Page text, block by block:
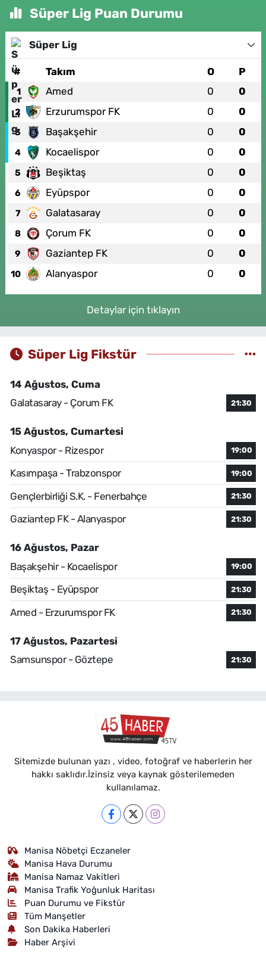
Süper Lig Puan Durumu
Süper Lig
# Takım O P
1 Amed 0 0
2 Erzurumspor FK 0 0
3 Başakşehir 0 0
4 Kocaelispor 0 0
5 Beşiktaş 0 0
6 Eyüpspor 0 0
7 Galatasaray 0 0
8 Çorum FK 0 0
9 Gaziantep FK 0 0
10 Alanyaspor 0 0
Detaylar için tıklayın
Süper Lig Fikstür
14 Ağustos, Cuma
Galatasaray - Çorum FK
21:30
15 Ağustos, Cumartesi
Konyaspor - Rizespor
19:00
Kasımpaşa - Trabzonspor 19:00
Gençlerbirliği S.K. - Fenerbahçe 21:30
Gaziantep FK - Alanyaspor 21:30
16 Ağustos, Pazar
Başakşehir - Kocaelispor
19:00
Beşiktaş - Eyüpspor 21:30
Amed - Erzurumspor FK 21:30
17 Ağustos, Pazartesi
Samsunspor - Göztepe
21:30
Sitemizde bulunan yazı , video, fotoğraf ve haberlerin her
hakkı saklıdır.İzinsiz veya kaynak gösterilemeden
kullanılamaz.
Manisa Nöbetçi Eczaneler
Manisa Hava Durumu
Manisa Namaz Vakitleri
Manisa Trafik Yoğunluk Haritası
Puan Durumu ve Fikstür
Tüm Manşetler
Son Dakika Haberleri
Haber Arşivi